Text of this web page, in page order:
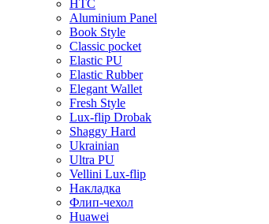
HTC
Aluminium Panel
Book Style
Classic pocket
Elastic PU
Elastic Rubber
Elegant Wallet
Fresh Style
Lux-flip Drobak
Shaggy Hard
Ukrainian
Ultra PU
Vellini Lux-flip
Накладка
Флип-чехол
Huawei